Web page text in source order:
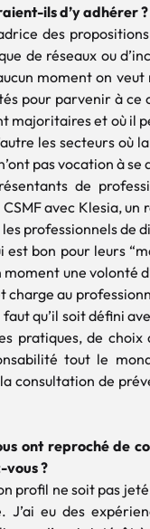
ils d’y adhérer ?
des
de réseaux ou
moment on
pour parvenir à ce
majoritaires et où il
les secteurs où
pas vocation à se
de
avec Klesia, un
professionnels de
bon pour leurs
une volonté
charge au
qu’il soit défini
pratiques, de choix
tout le
consultation de
ont reproché de
vous ?
profil ne soit pas
J’ai eu des